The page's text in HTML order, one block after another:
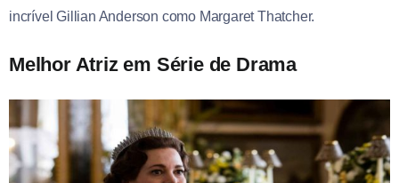
incrível Gillian Anderson como Margaret Thatcher.
Melhor Atriz em Série de Drama